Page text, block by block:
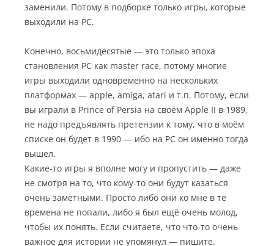
заменили. Потому в подборке только игры, которые
выходили на РС.
Конечно, восьмидесятые — это только эпоха
становления РС как master race, потому многие
игры выходили одновременно на нескольких
платформах — apple, amiga, atari и т.п. Потому, если
вы играли в Prince of Persia на своём Apple II в 1989,
не надо предъявлять претензии к тому, что в моём
списке он будет в 1990 — ибо на РС он именно тогда
вышел.
Какие-то игры я вполне могу и пропустить — даже
не смотря на то, что кому-то они будут казаться
очень заметными. Просто либо они ко мне в те
времена не попали, либо я был ещё очень молод,
чтобы их понять. Если считаете, что что-то очень
важное для истории не упомянул — пишите.